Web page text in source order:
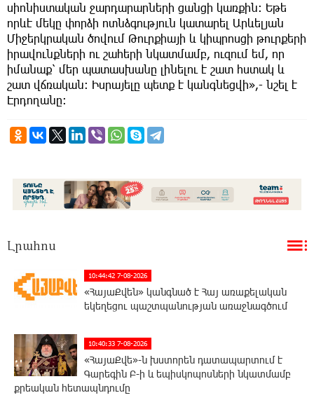
սիոնիստական ջարդարարների ցանցի կառքին։ Եթե
որևէ մեկը փորձի ոտնձգություն կատարել Արևելյան
Միջերկրական ծովում Թուրքիայի և կիպրոսցի թուրքերի
իրավունքների ու շահերի նկատմամբ, ուզում եմ, որ
իմանաք՝ մեր պատասխանը լինելու է շատ հստակ և
շատ վճռական։ Իսրայելը պետք է կանգնեցվի»,- նշել է
Էրդողանը:
Լրահոս
10:44:42 7-08-2026
«ՀայաՔվեն» կանգնած է Հայ առաքելական
եկեղեցու պաշտպանության առաջնագծում
10:40:33 7-08-2026
«ՀայաՔվե»-ն խստորեն դատապարտում է
Գարեգին Բ-ի և եպիսկոպոսների նկատմամբ
քրեական հետապնդումը